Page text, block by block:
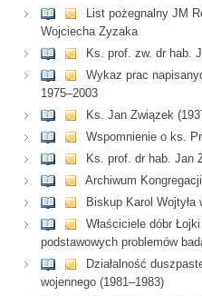
List pożegnalny JM
Wojciecha Zyzaka
Ks. prof. zw. dr hab.
Wykaz prac
1975–2003
Ks. Jan Związek
Wspomnienie o ks.
Ks. prof. dr hab. Jan
Archiwum
Biskup Karol
Właściciele dóbr
podstawowych problemów
Działalność
wojennego (1981–1983)